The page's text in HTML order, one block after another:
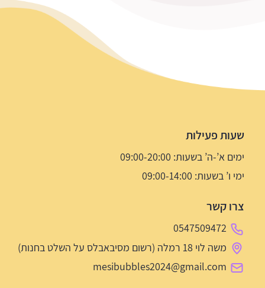
שעות פעילות
ימים א’-ה’ בשעות: 09:00-20:00
ימי ו’ בשעות: 09:00-14:00
צרו קשר
0547509472
משה לוי 18 רמלה (רשום מסיבאבלס על השלט בחנות)
mesibubbles2024@gmail.com